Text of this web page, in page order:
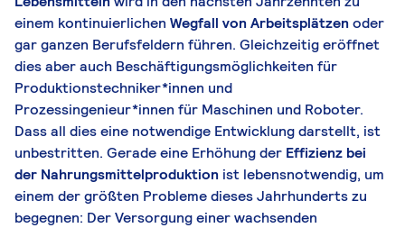
einem kontinuierlichen Wegfall von Arbeitsplätzenoder
gar ganzen Berufsfeldern führen. Gleichzeitig eröffnet
dies aber auch Beschäftigungsmöglichkeiten für
Produktionstechniker*innen und
Prozessingenieur*innen für Maschinen und Roboter.
Dass all dies eine notwendige Entwicklung darstellt, ist
unbestritten. Gerade eine Erhöhung der Effizienz bei
der Nahrungsmittelproduktion ist lebensnotwendig, um
einem der größten Probleme dieses Jahrhunderts zu
begegnen: Der Versorgung einer wachsenden